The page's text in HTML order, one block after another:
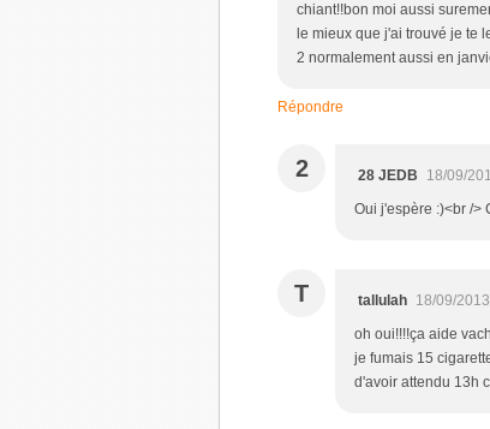
chiant!!bon moi aussi
le mieux que j'ai trouvé je te
2 normalement aussi en
Répondre
2 28 JEDB
18/09/
Oui j'espère :)<br />
T tallulah 18/09/
oh oui!!!!ça aide
je fumais 15
d'avoir attendu 13h